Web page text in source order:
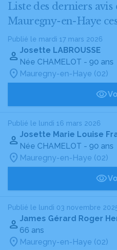
Liste des derniers avis
Mauregny-en-Haye
Publié le mardi 17 mars 2026
Josette LABROUSSE
Née CHAMELOT - 90 ans
Mauregny-en-Haye (02)
Publié le lundi 16 mars 2026
Josette Marie Louise
Née CHAMELOT - 90 ans
Mauregny-en-Haye (02)
Publié le lundi 03 novembre
James Gérard Roger
66 ans
Mauregny-en-Haye (02)